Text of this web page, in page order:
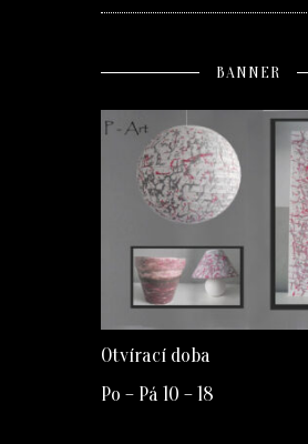
BANNER
Otvírací doba
Po – Pá 10 – 18